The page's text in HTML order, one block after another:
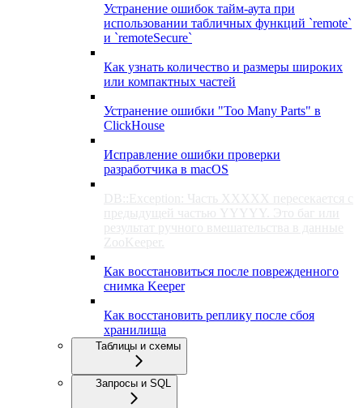
Устранение ошибок тайм-аута при
использовании табличных функций `remote`
и `remoteSecure`
Как узнать количество и размеры широких
или компактных частей
Устранение ошибки "Too Many Parts" в
ClickHouse
Исправление ошибки проверки
разработчика в macOS
DB::Exception: Часть XXXXX пересекается с
предыдущей частью YYYYY. Это баг или
результат ручного вмешательства в данные
ZooKeeper.
Как восстановиться после поврежденного
снимка Keeper
Как восстановить реплику после сбоя
хранилища
Таблицы и схемы
Запросы и SQL